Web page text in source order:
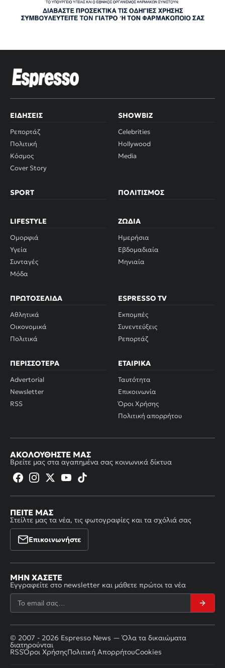
ΕΙΔΉΣΕΙΣ
Ρεπορτάζ
Πολιτική
Κόσμος
Cover Story
SHOWBIZ
Celebrities
Hollywood
Media
SPORT ΠΟΛΙΤΙΣΜΌΣ
LIFESTYLE
Ομορφιά
Υγεία
Συνταγές
Μόδα
ΖΏΔΙΑ
Ημερήσια
Εβδομαδιαία
Μηνιαία
ΠΡΩΤΟΣΈΛΙΔΑ
Αθλητικά
Οικονομικά
Πολιτικά
ESPRESSO TV
Εκπομπές
Συνεντεύξεις
Ρεπορτάζ
ΠΕΡΙΣΣΌΤΕΡΑ
Advertorial
Newsletter
RSS
ΕΤΑΙΡΙΚΆ
Ταυτότητα
Επικοινωνία
Όροι Χρήσης
Πολιτική απορρήτου
ΑΚΟΛΟΥΘΉΣΤΕ ΜΑΣ
Βρείτε μας στα αγαπημένα σας κοινωνικά δίκτυα
ΠΕΊΤΕ ΜΑΣ
Στείλτε μας τα νέα, τις φωτογραφίες και τα σχόλιά σας
Επικοινωνήστε
ΜΗΝ ΧΆΣΕΤΕ
Εγγραφείτε στο newsletter και μάθετε πρώτοι τα νέα
© 2007 - 2026 Espresso News — Όλα τα δικαιώματα
διατηρούνται
RSSΌροι ΧρήσηςΠολιτική ΑπορρήτουCookies